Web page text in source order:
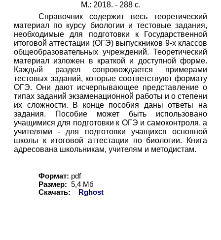
М.: 2018. - 288 с.
Справочник содержит весь теоретический
материал по курсу биологии и тестовые задания,
необходимые для подготовки к Государственной
итоговой аттестации (ОГЭ) выпускников 9-х классов
общеобразовательных учреждений. Теоретический
материал изложен в краткой и доступной форме.
Каждый раздел сопровождается примерами
тестовых заданий, которые соответствуют формату
ОГЭ. Они дают исчерпывающее представление о
типах заданий экзаменационной работы и о степени
их сложности. В конце пособия даны ответы на
задания. Пособие может быть использовано
учащимися для подготовки к ОГЭ и самоконтроля, а
учителями - для подготовки учащихся основной
школы к итоговой аттестации по биологии. Книга
адресована школьникам, учителям и методистам.
Формат: pdf
Размер: 5,4 Мб
Скачать:
Rghost